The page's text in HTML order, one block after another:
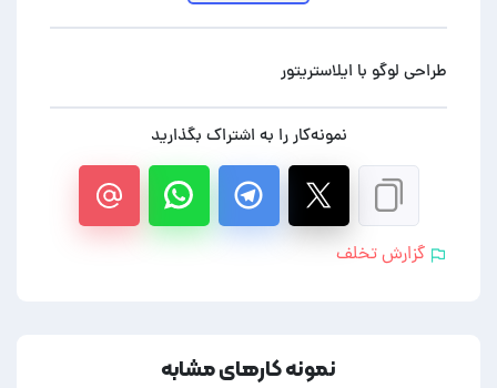
طراحی لوگو با ایلاستریتور
نمونه‌کار را به اشتراک بگذارید
گزارش تخلف
نمونه کارهای مشابه